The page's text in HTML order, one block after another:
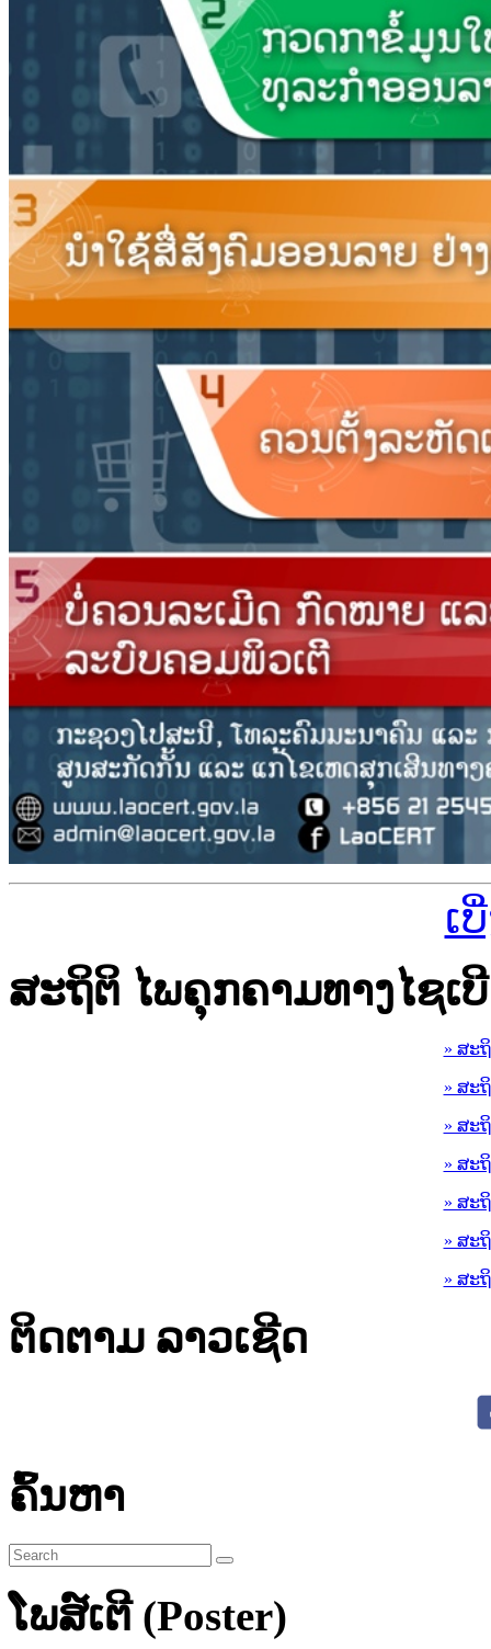
ເ
ສະຖິຕິ ໄພຄຸກຄາມທາງໄຊເບີ
» ສະ
» ສະ
» ສະ
» ສະ
» ສະ
» ສະ
» ສະ
ຕິດຕາມ ລາວເຊີດ
ຄົ້ນຫາ
ໂພສ໌ເຕີ (Poster)